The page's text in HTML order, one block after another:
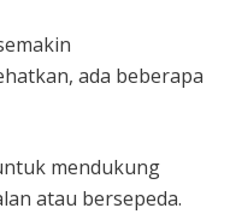
ada beberapa
mendukung
atau bersepeda.